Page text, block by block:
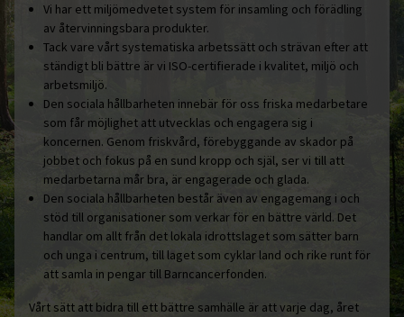
Vi har ett miljömedvetet system för insamling och förädling
av återvinningsbara produkter.
Tack vare vårt systematiska arbetssätt och strävan efter att
ständigt bli bättre är vi ISO-certifierade i kvalitet, miljö och
arbetsmiljö.
Den sociala hållbarheten innebär för oss friska medarbetare
som får möjlighet att utvecklas och engagera sig i
koncernen. Genom friskvård, förebyggande av skador på
jobbet och fokus på en sund kropp och själ, ser vi till att
medarbetarna mår bra, är engagerade och glada.
Den sociala hållbarheten består även av engagemang i och
stöd till organisationer som verkar för en bättre värld. Det
handlar om allt från det lokala idrottslaget som sätter barn
och unga i centrum, till laget som cyklar land och rike runt för
att samla in pengar till Barncancerfonden.
Vårt sätt att bidra till ett bättre samhälle är att varje dag, året